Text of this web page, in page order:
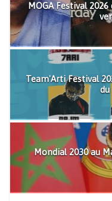
MOGA Festival
Team'Arti Festival
Mondial 2030 au